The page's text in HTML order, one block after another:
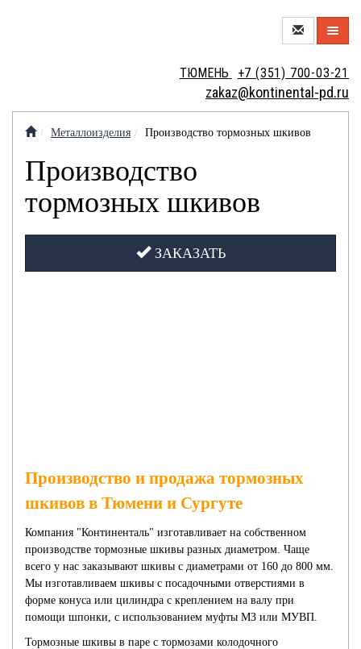
ТЮМЕНЬ +7 (351) 700-03-21
zakaz@kontinental-pd.ru
НОВЫЙ
ЦЕХ
МЕТАЛЛООБРАБОТКА
Металлоизделия Производство тормозных шкивов
Производство
тормозных шкивов
ЗАКАЗАТЬ
Производство и продажа тормозных
шкивов в Тюмени и Сургуте
Компания "Континенталь" изготавливает на собственном
производстве тормозные шкивы разных диаметром. Чаще
всего у нас заказывают шкивы с диаметрами от 160 до 800 мм.
Мы изготавливаем шкивы с посадочными отверстиями в
форме конуса или цилиндра с креплением на валу при
помощи шпонки, с использованием муфты МЗ или МУВП.
Тормозные шкивы в паре с тормозами колодочного